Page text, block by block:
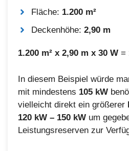
Fläche: 1.200 m²
Deckenhöhe: 2,90 m
1.200 m² x 2,90 m x 30 W =
In diesem Beispiel würde
mit mindestens 105 kW
vielleicht direkt ein größerer
120 kW – 150 kW um
Leistungsreserven zur